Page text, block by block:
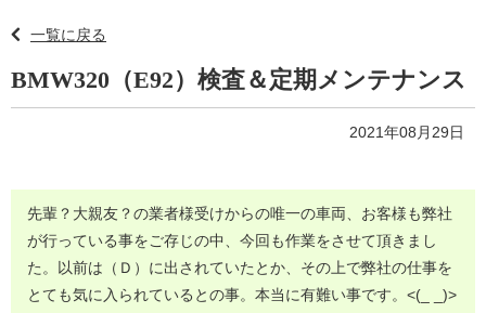
一覧に戻る
BMW320（E92）検査＆定期メンテナンス
2021年08月29日
先輩？大親友？の業者様受けからの唯一の車両、お客様も弊社
が行っている事をご存じの中、今回も作業をさせて頂きまし
た。以前は（Ｄ）に出されていたとか、その上で弊社の仕事を
とても気に入られているとの事。本当に有難い事です。<(_ _)>